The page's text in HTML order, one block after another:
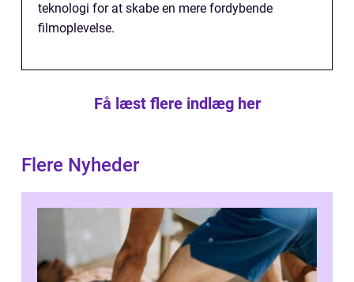
teknologi for at skabe en mere fordybende
filmoplevelse.
Få læst flere indlæg her
Flere Nyheder